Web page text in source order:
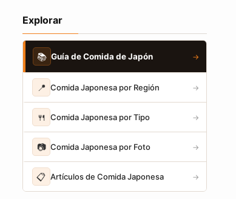
Explorar
📚 Guía de Comida de Japón →
📍 Comida Japonesa por Región →
🍴 Comida Japonesa por Tipo →
📷 Comida Japonesa por Foto →
📋 Artículos de Comida Japonesa →